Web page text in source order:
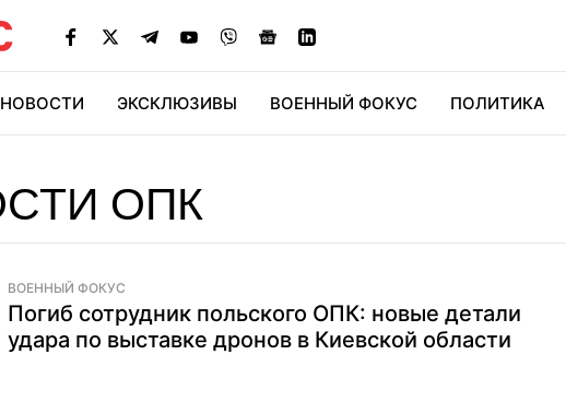
ЭКСКЛЮЗИВЫ ВОЕННЫЙ ФОКУС ПОЛИТИКА
ОПК
ВОЕННЫЙ ФОКУС
Погиб сотрудник польского ОПК: новые детали
удара по выставке дронов в Киевской области